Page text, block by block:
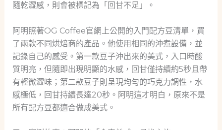
隨乾澀感，則會被標記為「回甘不足」。
阿明照著OG Coffee官網上公開的入門配方豆清單，買
了兩款不同烘焙商的產品。他使用相同的沖煮設備，並
記錄自己的感受。第一款豆子沖出來的美式，入口時酸
質明亮，但隨即出現明顯的水感，回甘僅持續約5秒且帶
有輕微澀味；第二款豆子則呈現均勻的巧克力調性，水
感極低，回甘持續長達20秒。阿明這才明白，原來不是
所有配方豆都適合做成美式。